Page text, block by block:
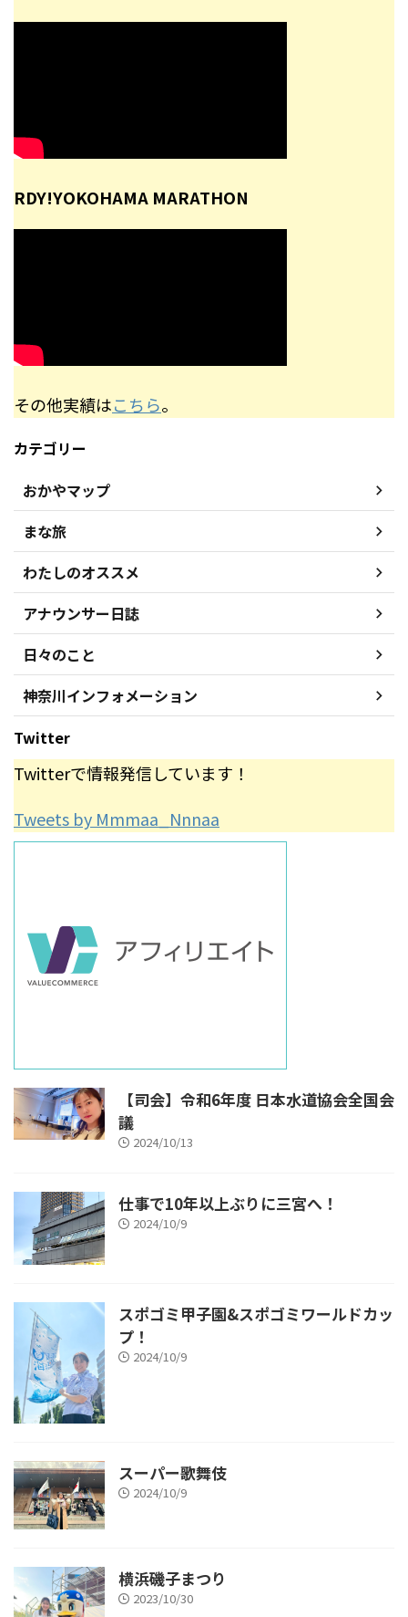
RDY!YOKOHAMA MARATHON
その他実績はこちら。
カテゴリー
おかやマップ
まな旅
わたしのオススメ
アナウンサー日誌
日々のこと
神奈川インフォメーション
Twitter
Twitterで情報発信しています！
Tweets by Mmmaa_Nnnaa
【司会】令和6年度 日本水道協会全国会
議
2024/10/13
仕事で10年以上ぶりに三宮へ！
2024/10/9
スポゴミ甲子園&スポゴミワールドカッ
プ！
2024/10/9
スーパー歌舞伎
2024/10/9
横浜磯子まつり
2023/10/30